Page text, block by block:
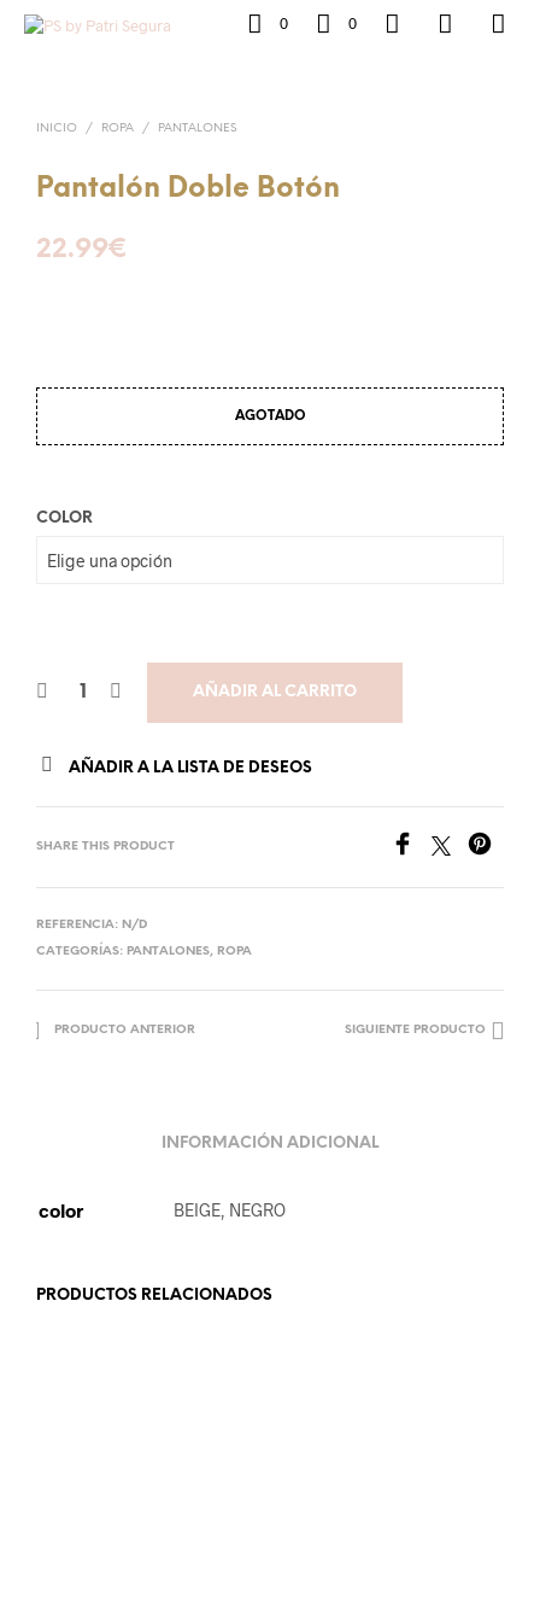
0 0
INICIO / ROPA / PANTALONES
Pantalón Doble Botón
22.99€
AGOTADO
COLOR
AÑADIR AL CARRITO
AÑADIR A LA LISTA DE DESEOS
SHARE THIS PRODUCT
REFERENCIA: N/D
CATEGORÍAS: PANTALONES, ROPA
PRODUCTO ANTERIOR SIGUIENTE PRODUCTO
INFORMACIÓN ADICIONAL
color BEIGE, NEGRO
PRODUCTOS RELACIONADOS